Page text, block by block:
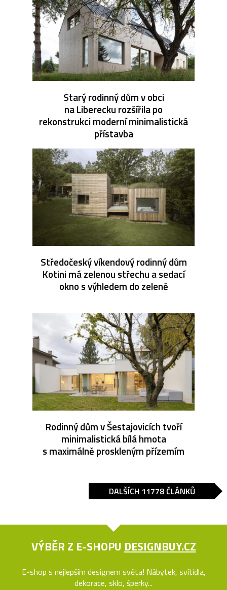
Starý rodinný dům v obci
na Liberecku rozšířila po
rekonstrukci moderní minimalistická
přístavba
Středočeský víkendový rodinný dům
Kotini má zelenou střechu a sedací
okno s výhledem do zeleně
Rodinný dům v Šestajovicích tvoří
minimalistická bílá hmota
s maximálně proskleným přízemím
DALŠÍCH 11778 ČLÁNKŮ
VÝBĚR Z E-SHOPU DESIGNBUY.CZ
E-shop s nejlepším designem světa! Nábytek, svítidla,
dekorace, sklo, šperky...